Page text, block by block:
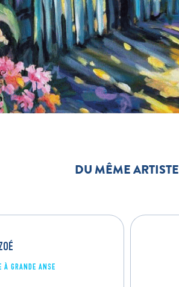
DU MÊME ARTISTE
À GRANDE ANSE